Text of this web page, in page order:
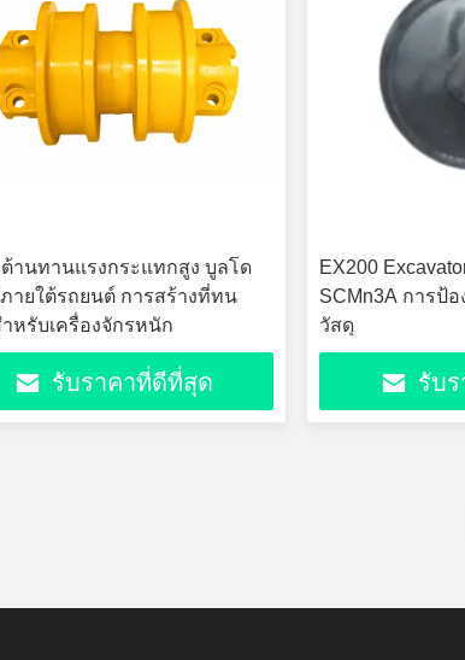
านทานแรงกระแทกสูง บูลโด
ภายใต้รถยนต์ การสร้างที่ทน
หรับเครื่องจักรหนัก
รับราคาที่ดีที่สุด
EX200
SCMn3A การป้
วัสดุ
รับ